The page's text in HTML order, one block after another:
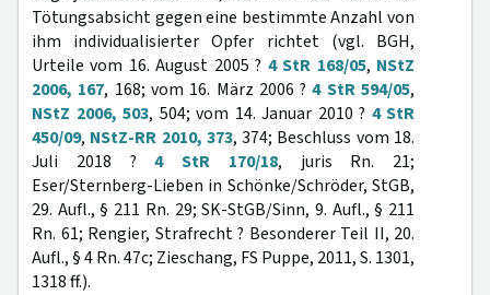
Tötungsabsicht gegen eine bestimmte Anzahl von
ihm individualisierter Opfer richtet (vgl. BGH,
Urteile vom 16. August 2005 ? 4 StR 168/05, NStZ
2006, 167, 168; vom 16. März 2006 ?4 StR 594/05,
NStZ 2006, 503, 504; vom 14. Januar 2010 ? 4 StR
450/09, NStZ-RR 2010, 373, 374; Beschluss vom 18.
Juli 2018 ?4 StR 170/18, juris Rn. 21;
Eser/Sternberg-Lieben in Schönke/Schröder, StGB,
29. Aufl., § 211 Rn. 29; SK-StGB/Sinn, 9. Aufl., § 211
Rn. 61; Rengier, Strafrecht ? Besonderer Teil II, 20.
Aufl., § 4 Rn. 47c; Zieschang, FS Puppe, 2011, S. 1301,
1318 ff.).